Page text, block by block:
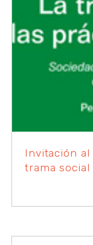
Invitación al
trama social